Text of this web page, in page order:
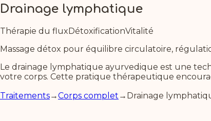
Drainage lymphatique
Thérapie du fluxDétoxificationVitalité
Massage détox pour équilibre circulatoire,
Le drainage lymphatique ayurvedique est une
votre corps. Cette pratique thérapeutique
Traitements→Corps complet → Drainage